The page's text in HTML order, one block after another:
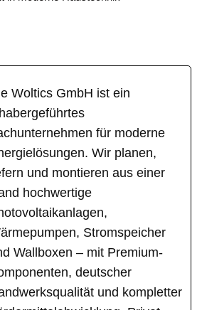
Woltics GmbH ist ein
für moderne
Wir planen,
und montieren aus einer
hochwertige
Stromspeicher
Wallboxen – mit Premium-
deutscher
und kompletter